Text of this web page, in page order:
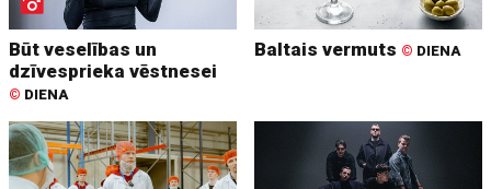
Būt veselības un
dzīvesprieka vēstnesei
© DIENA
Baltais vermuts © DIENA